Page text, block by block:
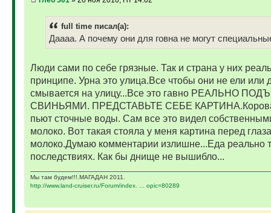
full time писал(а):
Даааа. А почему они для говна не могут
Люди сами по себе грязные. Так и страна у них
принципе. Урна это улица.Все чтобы они не ели или
смывается на улицу...Все это гавно РЕАЛЬНО
СВИНЬЯМИ. ПРЕДСТАВЬТЕ СЕБЕ КАРТИНА.Корова
пьют сточные воды. Сам все это видел
молоко. Вот такая стояла у меня картина перед
молоко.Думаю комментарии излишне...Еда реально
последствиях. Как бы днище не вышибло...
Мы там будем!!!.МАГАДАН 2011.
http://www.land-cruiser.ru/Forum/index. ... opic=80289